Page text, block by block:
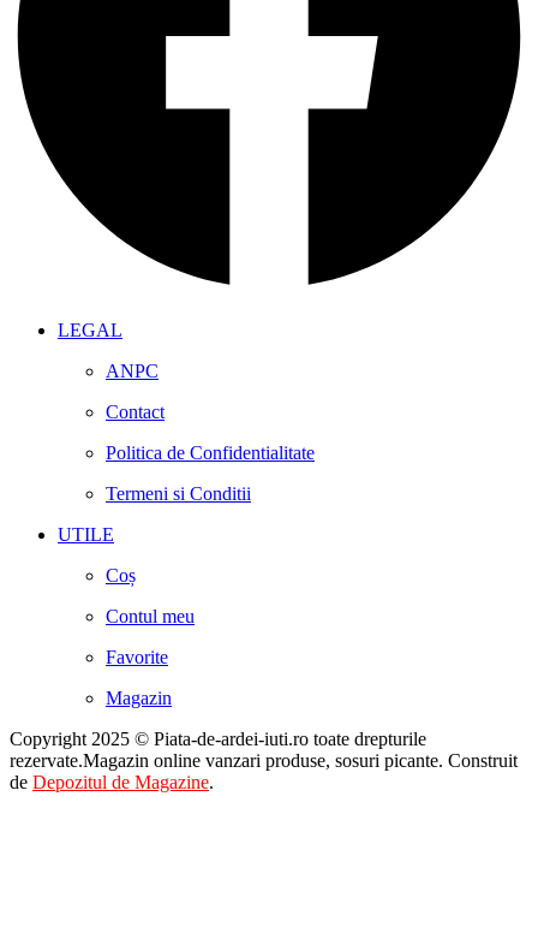
LEGAL
ANPC
Contact
Politica de Confidentialitate
Termeni si Conditii
UTILE
Coș
Contul meu
Favorite
Magazin
Copyright 2025 © Piata-de-ardei-iuti.ro toate drepturile
rezervate.Magazin online vanzari produse, sosuri picante. Construit
de Depozitul de Magazine.